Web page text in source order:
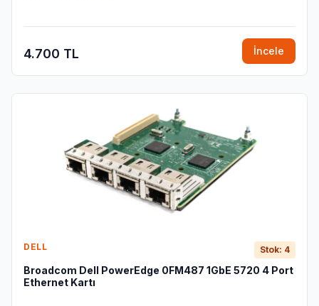
4.700 TL İncele
DELL Stok: 4
Broadcom Dell PowerEdge 0FM487 1GbE 5720 4 Port
Ethernet Kartı